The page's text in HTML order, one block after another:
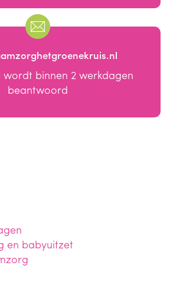
wordt binnen 2 werkdagen
beantwoord
en babyuitzet